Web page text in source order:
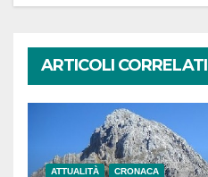
ARTICOLI CORRELATI
ATTUALITÀ CRONACA